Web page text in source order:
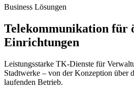
Business Lösungen
Telekommunikation für
Einrichtungen
Leistungsstarke TK-Dienste für
Stadtwerke – von der Konzeption über
laufenden Betrieb.